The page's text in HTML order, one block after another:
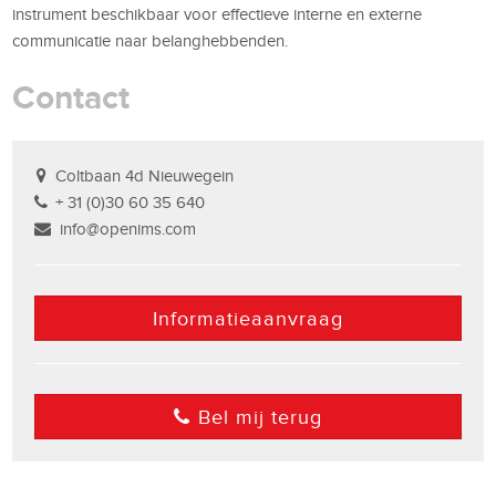
instrument beschikbaar voor effectieve interne en externe
communicatie naar belanghebbenden.
Contact
Coltbaan 4d Nieuwegein
+ 31 (0)30 60 35 640
info@openims.com
Informatieaanvraag
Bel mij terug